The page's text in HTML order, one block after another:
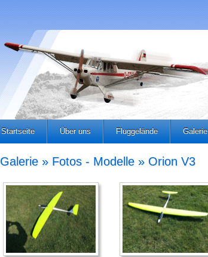
Startseite Über uns Fluggelände Galerie
Galerie » Fotos - Modelle » Orion V3